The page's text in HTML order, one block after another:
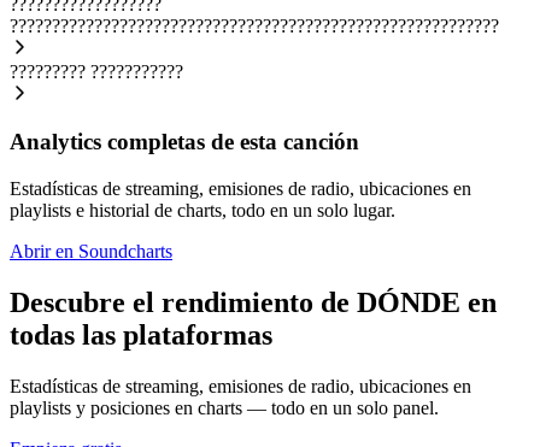
??????????????????????????????????????????????????????????
????????? ???????????
Analytics completas de esta canción
Estadísticas de streaming, emisiones de radio, ubicaciones en
playlists e historial de charts, todo en un solo lugar.
Abrir en Soundcharts
Descubre el rendimiento de DÓNDE en
todas las plataformas
Estadísticas de streaming, emisiones de radio, ubicaciones en
playlists y posiciones en charts — todo en un solo panel.